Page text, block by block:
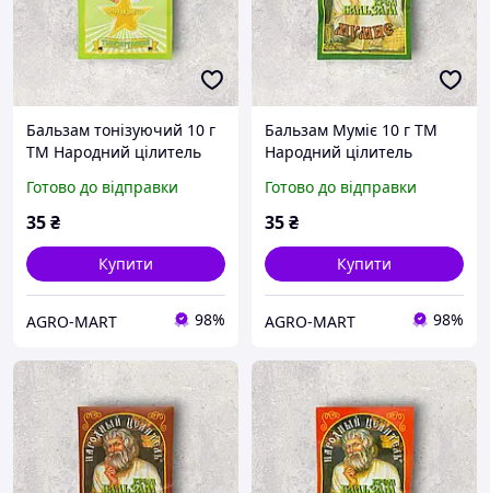
Бальзам тонізуючий 10 г
ТМ Народний цілитель
Готово до відправки
35₴
Купити
AGRO-MART 98%
Бальзам Муміє 10 г ТМ
Народний цілитель
Готово до відправки
35₴
Купити
AGRO-MART 98%